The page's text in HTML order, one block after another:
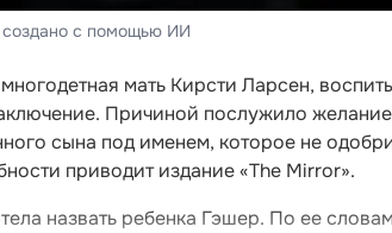
с помощью ИИ
мать Кирсти Ларсен,
Причиной послужило
сына под именем, которое не
приводит издание «The Mirror».
назвать ребенка Гэшер. По ее